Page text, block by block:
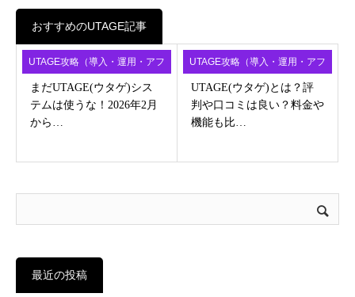
おすすめのUTAGE記事
UTAGE攻略（導入・運用・アフ
ィ）
まだUTAGE(ウタゲ)シス
テムは使うな！2026年2月
から…
UTAGE攻略（導入・運用・アフ
ィ）
UTAGE(ウタゲ)とは？評
判や口コミは良い？料金や
機能も比…
最近の投稿